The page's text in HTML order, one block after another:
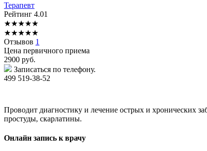
Терапевт
Рейтинг 4.01
★★★★★
★★★★★
Отзывов 1
Цена первичного приема
2900 руб.
Записаться по телефону.
499 519-38-52
Проводит диагностику и лечение острых и хронических
простуды, скарлатины.
Онлайн запись к врачу